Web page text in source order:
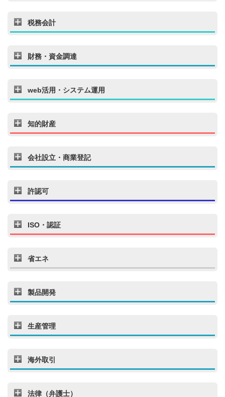
税務会計
財務・資金調達
web活用・システム運用
知的財産
会社設立・商業登記
許認可
ISO・認証
省エネ
製品開発
生産管理
海外取引
法律（弁護士）